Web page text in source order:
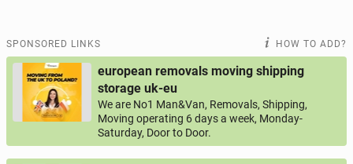
SPONSORED LINKS HOW TO ADD?
european removals moving shipping
storage uk-eu
We are No1 Man&Van, Removals, Shipping,
Moving operating 6 days a week, Monday-
Saturday, Door to Door.